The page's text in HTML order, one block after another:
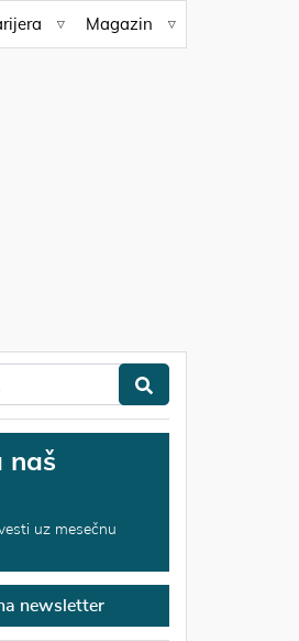
Magazin
naš
uz mesečnu
newsletter